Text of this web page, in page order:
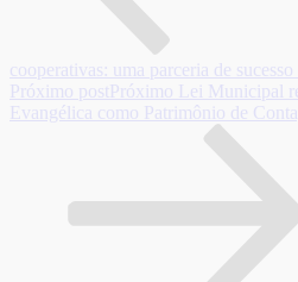
cooperativas: uma parceria de
Próximo post Próximo Lei Municipal
Evangélica como Patrimônio de